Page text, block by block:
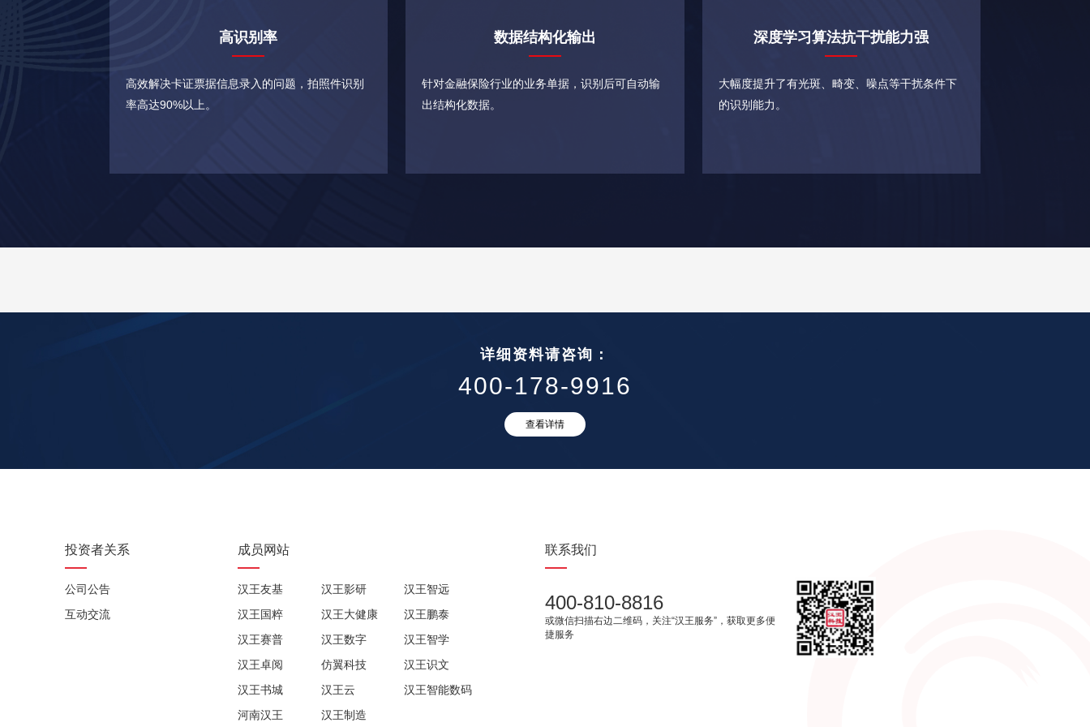
高识别率
高效解决卡证票据信息录入的问题，拍照件识别
率高达90%以上。
数据结构化输出
针对金融保险行业的业务单据，识别后可自动输
出结构化数据。
深度学习算法抗干扰能力强
大幅度提升了有光斑、畸变、噪点等干扰条件下
的识别能力。
详细资料请咨询：
400-178-9916
查看详情
投资者关系
公司公告
互动交流
成员网站
汉王友基 汉王影研
汉王智远
汉王国粹
汉王大健康
汉王鹏泰
汉王赛普
汉王数字
汉王智学
汉王卓阅
仿翼科技
汉王识文
汉王书城
汉王云
汉王智能数码
河南汉王
汉王制造
联系我们
400-810-8816
或微信扫描右边二维码，关注“汉王服务”，获取更多便
捷服务